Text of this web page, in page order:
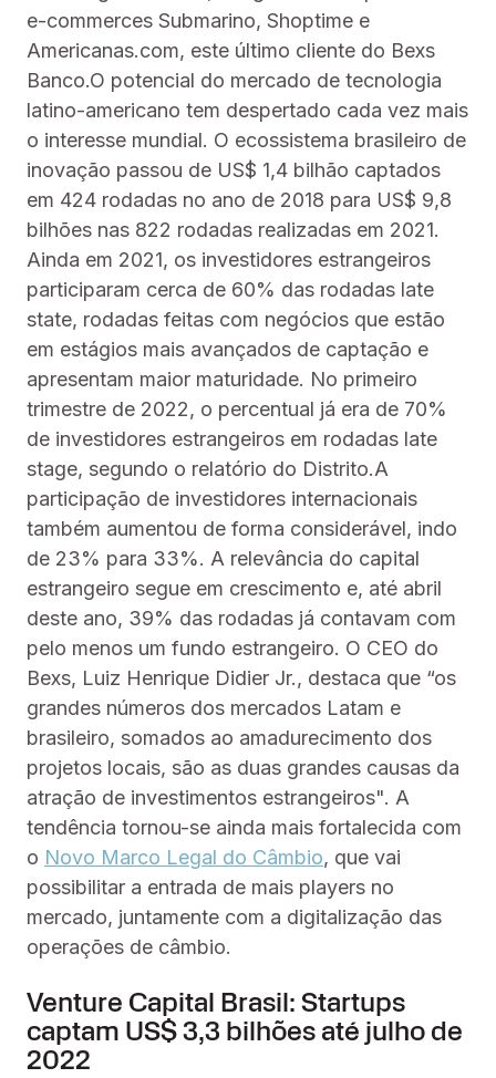
e-commerces Submarino, Shoptime e
Americanas.com, este último cliente do Bexs
Banco.O potencial do mercado de tecnologia
latino-americano tem despertado cada vez mais
o interesse mundial. O ecossistema brasileiro de
inovação passou de US$ 1,4 bilhão captados
em 424 rodadas no ano de 2018 para US$ 9,8
bilhões nas 822 rodadas realizadas em 2021.
Ainda em 2021, os investidores estrangeiros
participaram cerca de 60% das rodadas late
state, rodadas feitas com negócios que estão
em estágios mais avançados de captação e
apresentam maior maturidade. No primeiro
trimestre de 2022, o percentual já era de 70%
de investidores estrangeiros em rodadas late
stage, segundo o relatório do Distrito.A
participação de investidores internacionais
também aumentou de forma considerável, indo
de 23% para 33%. A relevância do capital
estrangeiro segue em crescimento e, até abril
deste ano, 39% das rodadas já contavam com
pelo menos um fundo estrangeiro. O CEO do
Bexs, Luiz Henrique Didier Jr., destaca que “os
grandes números dos mercados Latam e
brasileiro, somados ao amadurecimento dos
projetos locais, são as duas grandes causas da
atração de investimentos estrangeiros". A
tendência tornou-se ainda mais fortalecida com
o Novo Marco Legal do Câmbio, que vai
possibilitar a entrada de mais players no
mercado, juntamente com a digitalização das
operações de câmbio.
Venture Capital Brasil: Startups
captam US$ 3,3 bilhões até julho de
2022